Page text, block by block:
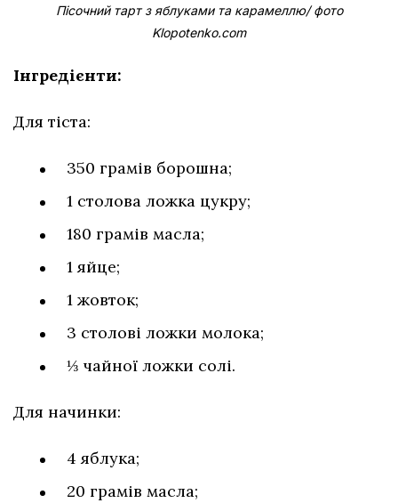
Пісочний тарт з яблуками та карамеллю/ фото
Klopotenko.com
Інгредієнти:
Для тіста:
350 грамів борошна;
1 столова ложка цукру;
180 грамів масла;
1 яйце;
1 жовток;
3 столові ложки молока;
⅓ чайної ложки солі.
Для начинки:
4 яблука;
20 грамів масла;